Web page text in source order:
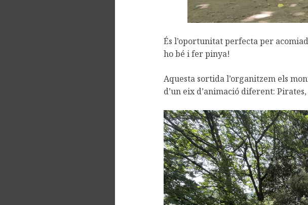
És l’oportunitat perfecta per
ho bé i fer pinya!
Aquesta sortida l’organitzem els
d’un eix d’animació diferent: